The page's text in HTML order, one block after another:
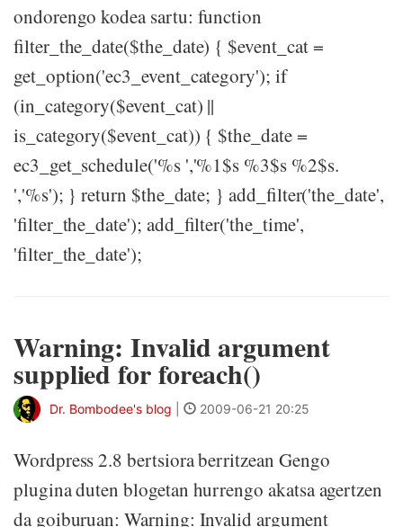
ondorengo kodea sartu: function
filter_the_date($the_date) { $event_cat =
get_option('ec3_event_category'); if
(in_category($event_cat) ||
is_category($event_cat)) { $the_date =
ec3_get_schedule('%s ','%1$s %3$s %2$s.
','%s'); } return $the_date; } add_filter('the_date',
'filter_the_date'); add_filter('the_time',
'filter_the_date');
Warning: Invalid argument
supplied for foreach()
Dr. Bombodee's blog 2009-06-21 20:25
Wordpress 2.8 bertsiora berritzean Gengo
plugina duten blogetan hurrengo akatsa agertzen
da goiburuan: Warning: Invalid argument